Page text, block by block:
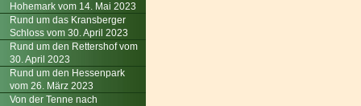
Hohemark vom 14. Mai 2023
Rund um das Kransberger
Schloss vom 30. April 2023
Rund um den Rettershof vom
30. April 2023
Rund um den Hessenpark
vom 26. März 2023
Von der Tenne nach